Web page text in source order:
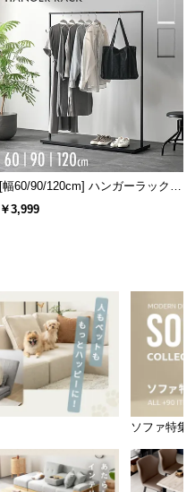
[幅60/90/120cm] ハンガーラック
スチール 4段階高さ調節 サイドフ
￥3,999
ソファ特集